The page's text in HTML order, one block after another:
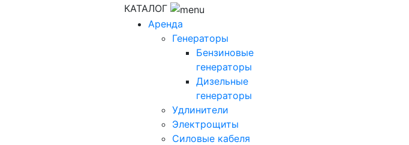
КАТАЛОГ
Аренда
Генераторы
Бензиновые
генераторы
Дизельные
генераторы
Удлинители
Электрощиты
Силовые кабеля